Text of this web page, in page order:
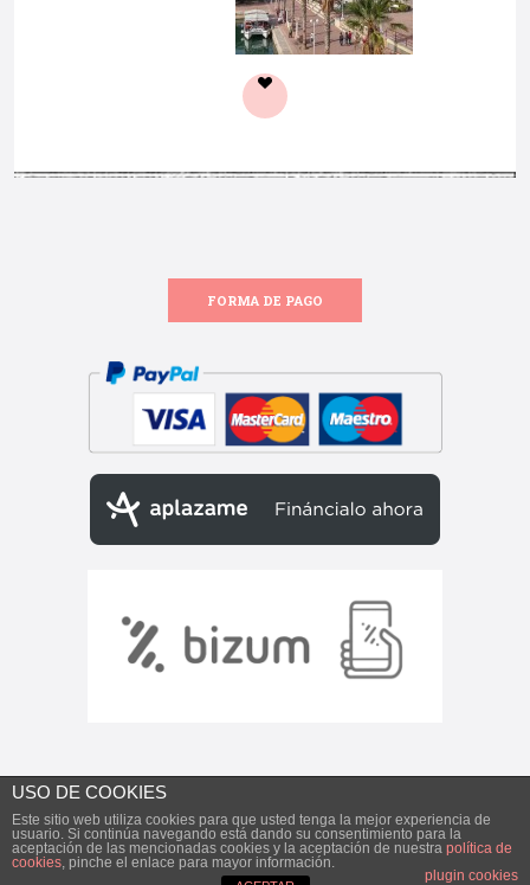
FORMA DE PAGO
USO DE COOKIES
Este sitio web utiliza cookies para que usted tenga la mejor experiencia de
usuario. Si continúa navegando está dando su consentimiento para la
aceptación de las mencionadas cookies y la aceptación de nuestra política de
cookies, pinche el enlace para mayor información.
plugin cookies